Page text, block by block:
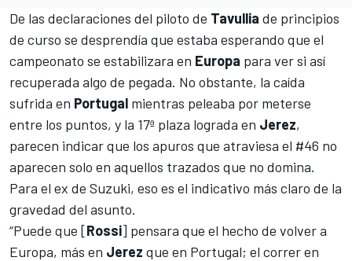
De las declaraciones del piloto de Tavullia de principios
de curso se desprendía que estaba esperando que el
campeonato se estabilizara en Europa para ver si así
recuperada algo de pegada. No obstante, la caída
sufrida en Portugal mientras peleaba por meterse
entre los puntos, y la 17ª plaza lograda en Jerez,
parecen indicar que los apuros que atraviesa el #46 no
aparecen solo en aquellos trazados que no domina.
Para el ex de Suzuki, eso es el indicativo más claro de la
gravedad del asunto.
“Puede que [Rossi] pensara que el hecho de volver a
Europa, más en Jerez que en Portugal; el correr en